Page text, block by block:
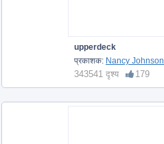
upperdeck
प्रकाशक: Nancy Johnson
343541 दृश्य 179